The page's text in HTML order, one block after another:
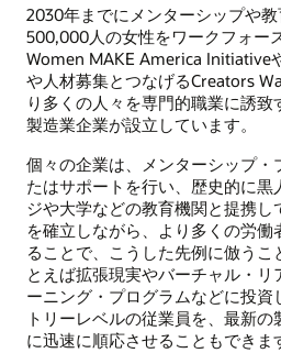
2030年までにメンターシップや
500,000人の女性をワークフォー
Women MAKE America Initiative
や人材募集とつなげるCreators
り多くの人々を専門的職業に誘
製造業企業が設立しています。
個々の企業は、メンターシップ・
たはサポートを行い、歴史的に黒
ジや大学などの教育機関と提携し
を確立しながら、より多くの労
ることで、こうした先例に倣うこ
とえば拡張現実やバーチャル・
ーニング・プログラムなどに投資
トリーレベルの従業員を、最新
に迅速に順応させることもできま